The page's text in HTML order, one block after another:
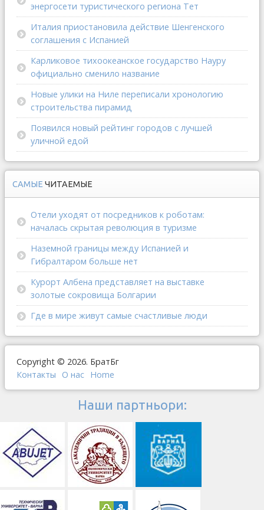
энергосети туристического региона Тет
Италия приостановила действие Шенгенского
соглашения с Испанией
Карликовое тихоокеанское государство Науру
официально сменило название
Новые улики на Ниле переписали хронологию
строительства пирамид
Появился новый рейтинг городов с лучшей
уличной едой
САМЫЕ ЧИТАЕМЫЕ
Отели уходят от посредников к роботам:
началась скрытая революция в туризме
Наземной границы между Испанией и
Гибралтаром больше нет
Курорт Албена представляет на выставке
золотые сокровища Болгарии
Где в мире живут самые счастливые люди
Copyright © 2026. БратБг
Контакты
О наc Home
Наши партньори: